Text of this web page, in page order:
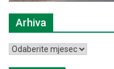
Arhiva
Arhiva